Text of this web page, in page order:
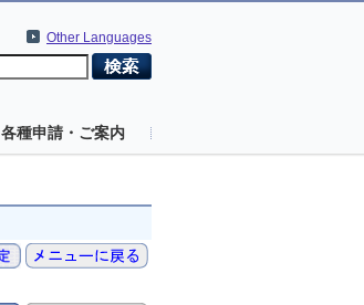
Other Languages
各種申請・ご案内